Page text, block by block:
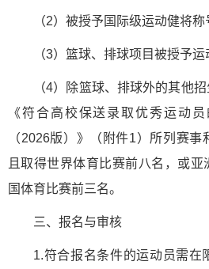
（2）被授予国际级运动健将称
（3）篮球、排球项目被授予运
（4）除篮球、排球外的其他
《符合高校保送录取优秀运动
（2026版）》（附件1）所列赛事
且取得世界体育比赛前八名，或
国体育比赛前三名。
三、报名与审核
1.符合报名条件的运动员需在